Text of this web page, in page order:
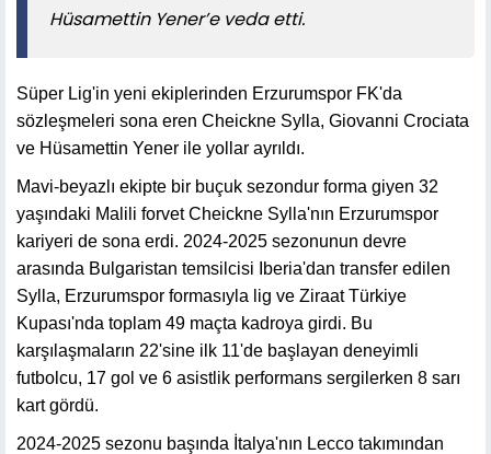
Hüsamettin Yener’e veda etti.
Süper Lig'in yeni ekiplerinden Erzurumspor FK'da
sözleşmeleri sona eren Cheickne Sylla, Giovanni Crociata
ve Hüsamettin Yener ile yollar ayrıldı.
Mavi-beyazlı ekipte bir buçuk sezondur forma giyen 32
yaşındaki Malili forvet Cheickne Sylla'nın Erzurumspor
kariyeri de sona erdi. 2024-2025 sezonunun devre
arasında Bulgaristan temsilcisi Iberia'dan transfer edilen
Sylla, Erzurumspor formasıyla lig ve Ziraat Türkiye
Kupası'nda toplam 49 maçta kadroya girdi. Bu
karşılaşmaların 22'sine ilk 11'de başlayan deneyimli
futbolcu, 17 gol ve 6 asistlik performans sergilerken 8 sarı
kart gördü.
2024-2025 sezonu başında İtalya'nın Lecco takımından